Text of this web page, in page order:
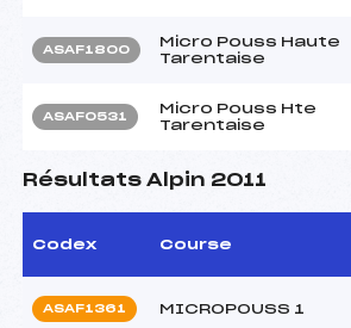
ASAF1800
Micro Pouss Haute
Tarentaise
ASAF0531
Micro Pouss Hte
Tarentaise
Résultats Alpin 2011
Codex Course
ASAF1361 MICROPOUSS 1